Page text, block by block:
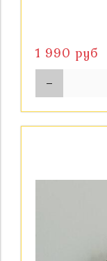
1 990 руб